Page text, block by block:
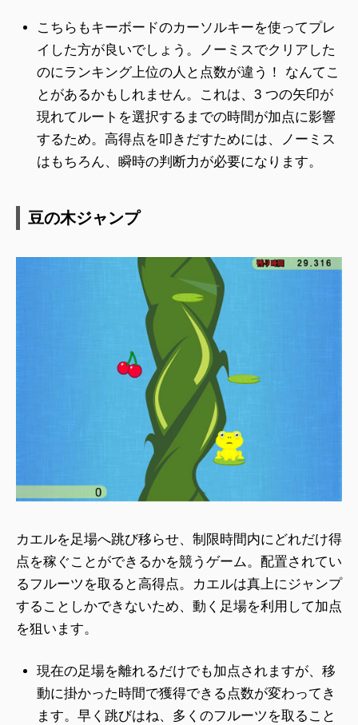
こちらもキーボードのカーソルキーを使ってプレ
イした方が良いでしょう。ノーミスでクリアした
のにランキング上位の人と点数が違う！ なんてこ
とがあるかもしれません。これは、3 つの矢印が
現れてルートを選択するまでの時間が加点に影響
するため。高得点を叩きだすためには、ノーミス
はもちろん、瞬時の判断力が必要になります。
豆の木ジャンプ
カエルを足場へ跳び移らせ、制限時間内にどれだけ得
点を稼ぐことができるかを競うゲーム。配置されてい
るフルーツを取ると高得点。カエルは真上にジャンプ
することしかできないため、動く足場を利用して加点
を狙います。
現在の足場を離れるだけでも加点されますが、移
動に掛かった時間で獲得できる点数が変わってき
ます。早く跳びはね、多くのフルーツを取ること